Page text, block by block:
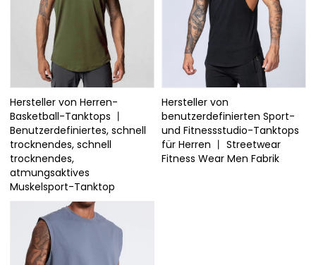
Hersteller von Herren-
Basketball-Tanktops 丨
Benutzerdefiniertes, schnell
trocknendes, schnell
trocknendes,
atmungsaktives
Muskelsport-Tanktop
Hersteller von
benutzerdefinierten Sport-
und Fitnessstudio-Tanktops
für Herren 丨 Streetwear
Fitness Wear Men Fabrik